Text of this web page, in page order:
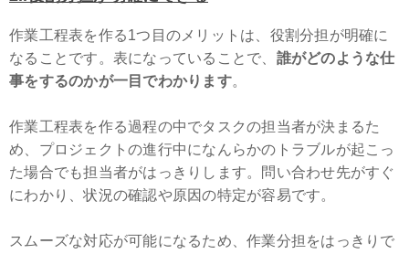
作業工程表を作る1つ目のメリットは、役割分担が明確に
なることです。表になっていることで、 誰がどのような仕
事をするのかが一目でわかります。
作業工程表を作る過程の中でタスクの担当者が決まるた
め、プロジェクトの進行中になんらかのトラブルが起こっ
た場合でも担当者がはっきりします。問い合わせ先がすぐ
にわかり、状況の確認や原因の特定が容易です。
スムーズな対応が可能になるため、作業分担をはっきりで